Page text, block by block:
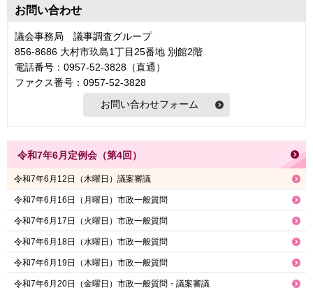
お問い合わせ
議会事務局 議事調査グループ
856-8686 大村市玖島1丁目25番地 別館2階
電話番号：0957-52-3828（直通）
ファクス番号：0957-52-3828
令和7年6月定例会（第4回）
令和7年6月12日（木曜日）議案審議
令和7年6月16日（月曜日）市政一般質問
令和7年6月17日（火曜日）市政一般質問
令和7年6月18日（水曜日）市政一般質問
令和7年6月19日（木曜日）市政一般質問
令和7年6月20日（金曜日）市政一般質問・議案審議